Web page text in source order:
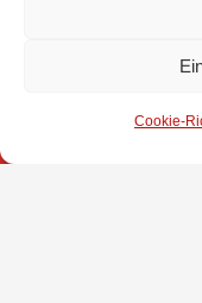
Cookie-